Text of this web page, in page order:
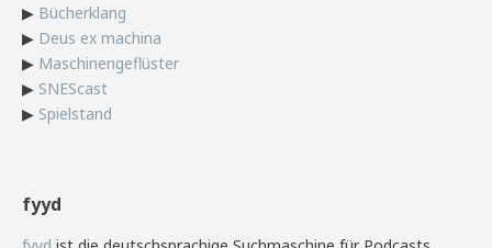
▶ Bücherklang
▶ Deus ex machina
▶ Maschinengeflüster
▶ SNEScast
▶ Spielstand
fyyd